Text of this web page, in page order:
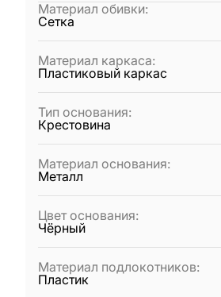
Материал обивки:
Сетка
Материал каркаса:
Пластиковый каркас
Тип основания:
Крестовина
Материал основания:
Металл
Цвет основания:
Чёрный
Материал подлокотников:
Пластик